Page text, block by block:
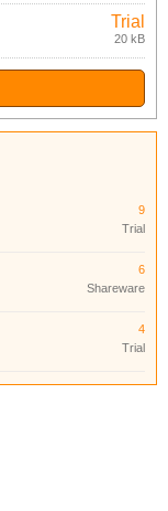
Trial
20 kB
9
Trial
6
Shareware
4
Trial